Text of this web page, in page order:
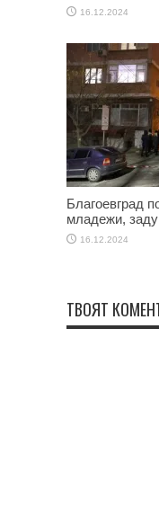
16.12.2024
Благоевград
младежи,
16.12.2024
ТВОЯТ